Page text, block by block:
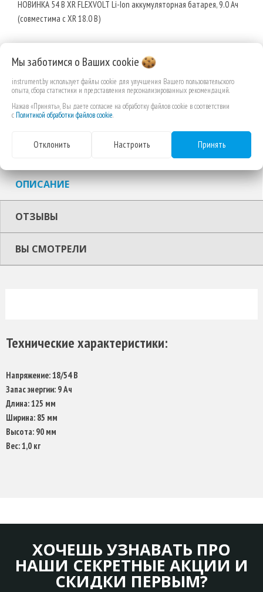
НОВИНКА 54 В XR FLEXVOLT Li-Ion аккумуляторная батарея, 9.0 Ач
(совместима с XR 18.0 В)
ОПИСАНИЕ
ОТЗЫВЫ
ВЫ СМОТРЕЛИ
Технические характеристики:
Напряжение: 18/54 В
Запас энергии: 9 Ач
Длина: 125 мм
Ширина: 85 мм
Высота: 90 мм
Вес: 1,0 кг
ХОЧЕШЬ УЗНАВАТЬ ПРО
НАШИ СЕКРЕТНЫЕ АКЦИИ И
СКИДКИ ПЕРВЫМ?
Мы заботимся о Вашихcookie
instrument.by использует файлы cookie для улучшения Вашего пользовательского
опыта, сбора статистики и представления персонализированных рекомендаций.
Нажав «Принять», Вы даете согласие на обработку файлов cookie в соответствии
с Политикой обработки файлов cookie.
Отклонить Настроить Принять